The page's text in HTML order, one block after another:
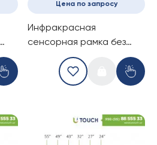
Цена по запросу
Инфракрасная
сенсорная рамка без
стекла, 43-дюймов (10
касаний) (16-9)